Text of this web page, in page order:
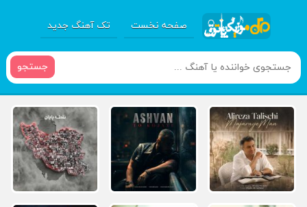
صفحه نخست تک آهنگ جدید
جستجو